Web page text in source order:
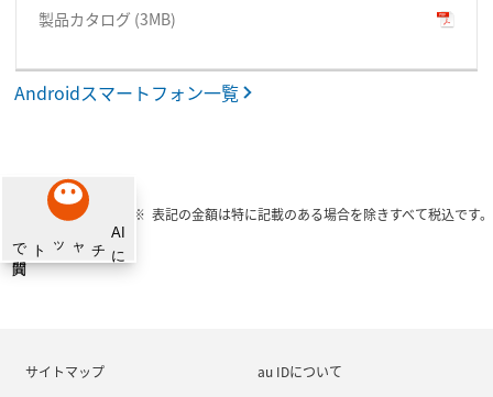
製品カタログ (3MB)
Androidスマートフォン一覧
表記の金額は特に記載のある場合を除きすべて税込です。
サイトマップ au IDについて